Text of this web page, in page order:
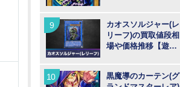
カオスソルジャー(レ
リーフ)の買取値段相
場や価格推移【遊戯
黒魔導のカーテン(グ